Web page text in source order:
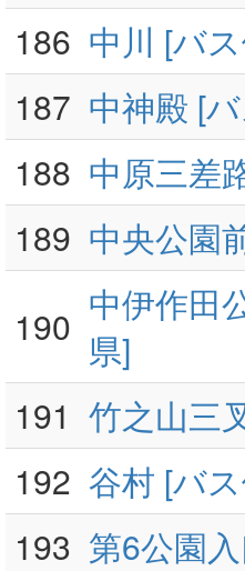
186 中川 [バ
187 中神殿 [
188 中原三差
189 中央公園
190 中伊作田
県]
191 竹之山三
192 谷村 [バ
193 第6公園